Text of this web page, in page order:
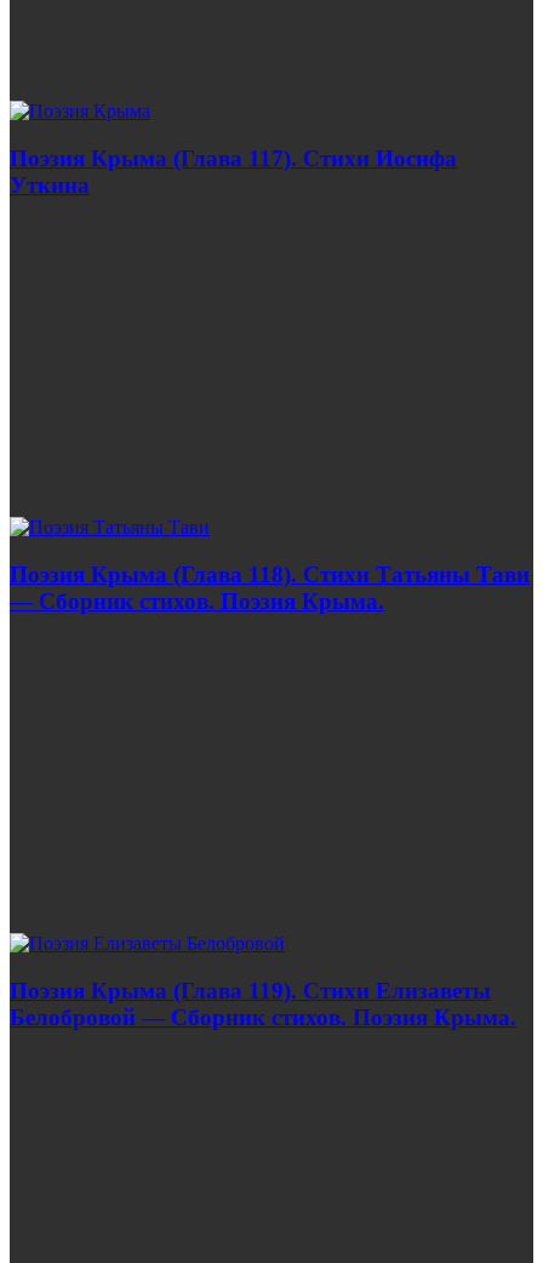
Поэзия Крыма (Глава 117). Стихи Иосифа
Уткина
Поэзия Крыма (Глава 118). Стихи Татьяны Тави
— Сборник стихов. Поэзия Крыма.
Поэзия Крыма (Глава 119). Стихи Елизаветы
Белобровой — Сборник стихов. Поэзия Крыма.